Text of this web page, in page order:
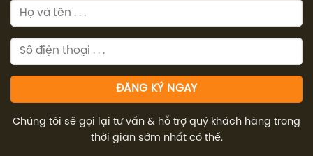
Chúng tôi sẽ gọi lại tư vấn & hỗ trợ quý khách hàng trong
thời gian sớm nhất có thể.